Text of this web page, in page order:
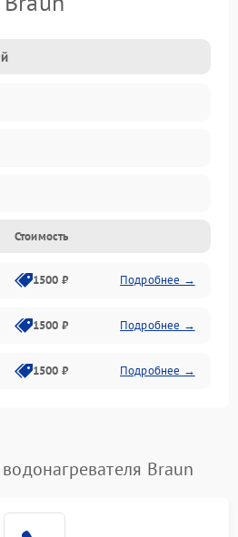
Стоимость
1500 ₽ Подробнее →
1500 ₽ Подробнее →
1500 ₽ Подробнее →
Braun